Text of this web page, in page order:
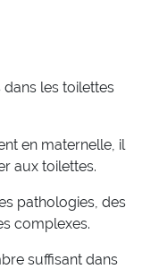
les toilettes
en maternelle, il
aux toilettes.
pathologies, des
complexes.
suffisant dans